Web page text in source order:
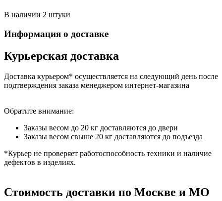
В наличии 2 штуки
Информация о доставке
Курьерская доставка
Доставка курьером* осуществляется на следующий день после
подтверждения заказа менеджером интернет-магазина
Обратите внимание:
Заказы весом до 20 кг доставляются до двери
Заказы весом свыше 20 кг доставляются до подъезда
*Курьер не проверяет работоспособность техники и наличие
дефектов в изделиях.
Стоимость доставки по Москве и МО